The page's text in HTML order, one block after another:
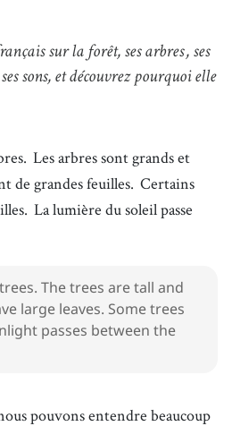
sur la forêt, ses arbres, ses
sons, et découvrez pourquoi elle
Les arbres sont grands et
de grandes feuilles. Certains
La lumière du soleil passe
The trees are tall and
large leaves. Some trees
passes between the
pouvons entendre beaucoup